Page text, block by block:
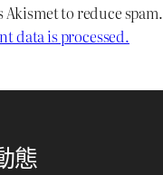
Akismet to reduce spam.
data is processed.
態